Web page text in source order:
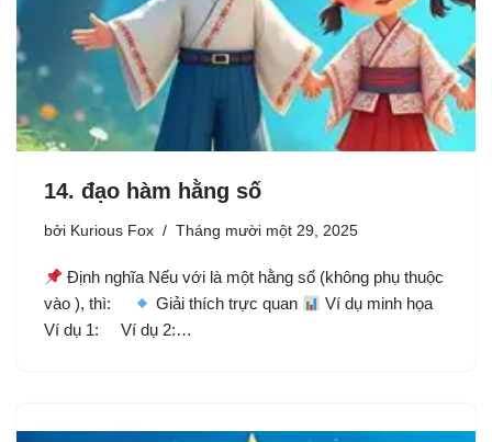
14. đạo hàm hằng số
bởi Kurious Fox Tháng mười một 29, 2025
Định nghĩa Nếu với là một hằng số (không phụ thuộc
vào ), thì:
Giải thích trực quan
Ví dụ minh họa
Ví dụ 1: Ví dụ 2:…